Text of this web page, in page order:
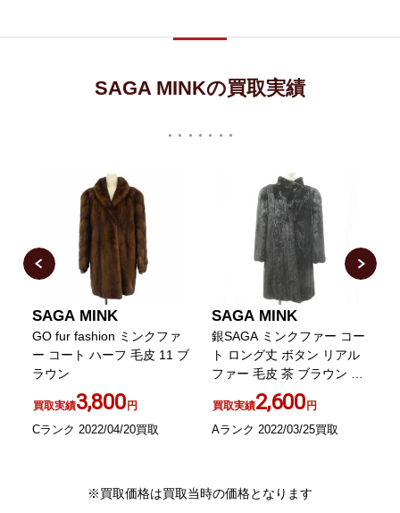
SAGA MINKの買取実績
SAGA MINK
GO fur fashion ミンクファ
ー コート ハーフ 毛皮 11 ブ
ラウン
買取実績3,800円
Cランク 2022/04/20買取
SAGA MINK
銀SAGA ミンクファー コー
ト ロング丈 ボタン リアル
ファー 毛皮 茶 ブラウン 11
号 アウター ECR15 0321
買取実績2,600円
Aランク 2022/03/25買取
※買取価格は買取当時の価格となります